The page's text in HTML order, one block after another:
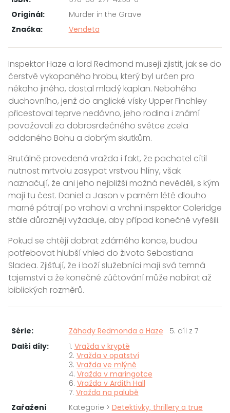
Originál:
Murder in the Grave
Značka:
Vendeta
Inspektor Haze a lord Redmond musejí zjistit, jak se do
čerstvě vykopaného hrobu, který byl určen pro
někoho jiného, dostal mladý kaplan. Nebohého
duchovního, jenž do anglické vísky Upper Finchley
přicestoval teprve nedávno, jeho rodina i známí
považovali za dobrosrdečného světce zcela
oddaného Bohu a dobrým skutkům.
Brutálně provedená vražda i fakt, že pachatel cítil
nutnost mrtvolu zasypat vrstvou hlíny, však
naznačují, že ani jeho nejbližší možná nevěděli, s kým
mají tu čest. Daniel a Jason v parném létě dlouho
marně pátrají po vrahovi a vrchní inspektor Coleridge
stále důrazněji vyžaduje, aby případ konečně vyřešili.
Pokud se chtějí dobrat zdárného konce, budou
potřebovat hlubší vhled do života Sebastiana
Sladea. Zjišťují, že i boží služebníci mají svá temná
tajemství a že konečné zúčtování může nabírat až
biblických rozměrů.
Série: Záhady Redmonda a Haze
5. díl z 7
Další díly:
1. Vražda v kryptě
2. Vražda v opatství
3. Vražda ve mlýně
4. Vražda v maringotce
6. Vražda v Ardith Hall
7. Vražda na palubě
Zařažení
Kategorie > Detektivky, thrillery a true